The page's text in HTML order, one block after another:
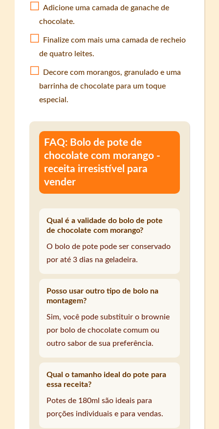
Adicione uma camada de ganache de
chocolate.
Finalize com mais uma camada de recheio
de quatro leites.
Decore com morangos, granulado e uma
barrinha de chocolate para um toque
especial.
FAQ: Bolo de pote de
chocolate com morango -
receita irresistível para
vender
Qual é a validade do bolo de pote
de chocolate com morango?
O bolo de pote pode ser conservado
por até 3 dias na geladeira.
Posso usar outro tipo de bolo na
montagem?
Sim, você pode substituir o brownie
por bolo de chocolate comum ou
outro sabor de sua preferência.
Qual o tamanho ideal do pote para
essa receita?
Potes de 180ml são ideais para
porções individuais e para vendas.